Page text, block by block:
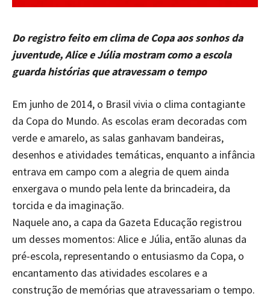
Do registro feito em clima de Copa aos sonhos da
juventude, Alice e Júlia mostram como a escola
guarda histórias que atravessam o tempo
Em junho de 2014, o Brasil vivia o clima contagiante
da Copa do Mundo. As escolas eram decoradas com
verde e amarelo, as salas ganhavam bandeiras,
desenhos e atividades temáticas, enquanto a infância
entrava em campo com a alegria de quem ainda
enxergava o mundo pela lente da brincadeira, da
torcida e da imaginação.
Naquele ano, a capa da Gazeta Educação registrou
um desses momentos: Alice e Júlia, então alunas da
pré-escola, representando o entusiasmo da Copa, o
encantamento das atividades escolares e a
construção de memórias que atravessariam o tempo.